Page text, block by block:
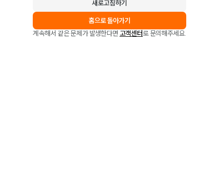
새로고침하기
홈으로 돌아가기
계속해서 같은 문제가 발생한다면 고객센터로 문의해주세요.